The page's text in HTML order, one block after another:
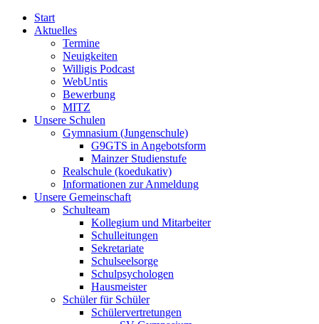
Start
Aktuelles
Termine
Neuigkeiten
Willigis Podcast
WebUntis
Bewerbung
MITZ
Unsere Schulen
Gymnasium (Jungenschule)
G9GTS in Angebotsform
Mainzer Studienstufe
Realschule (koedukativ)
Informationen zur Anmeldung
Unsere Gemeinschaft
Schulteam
Kollegium und Mitarbeiter
Schulleitungen
Sekretariate
Schulseelsorge
Schulpsychologen
Hausmeister
Schüler für Schüler
Schülervertretungen